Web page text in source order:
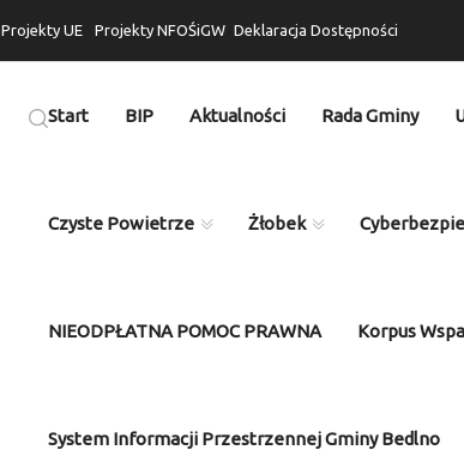
Projekty UE Projekty NFOŚiGW Deklaracja Dostępności
Start BIP Aktualności Rada Gminy
Czyste Powietrze Żłobek
NIEODPŁATNA POMOC PRAWNA Korpus
System Informacji Przestrzennej Gminy Bedlno